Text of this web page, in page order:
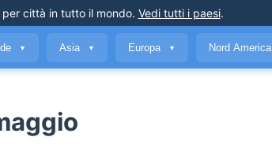
città in tutto il mondo. Vedi tutti i paesi.
▼ Asia ▼ Europa ▼ Nord America